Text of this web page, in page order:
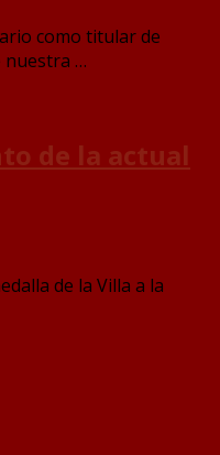
como titular de
nuestra …
de la actual
de la Villa a la